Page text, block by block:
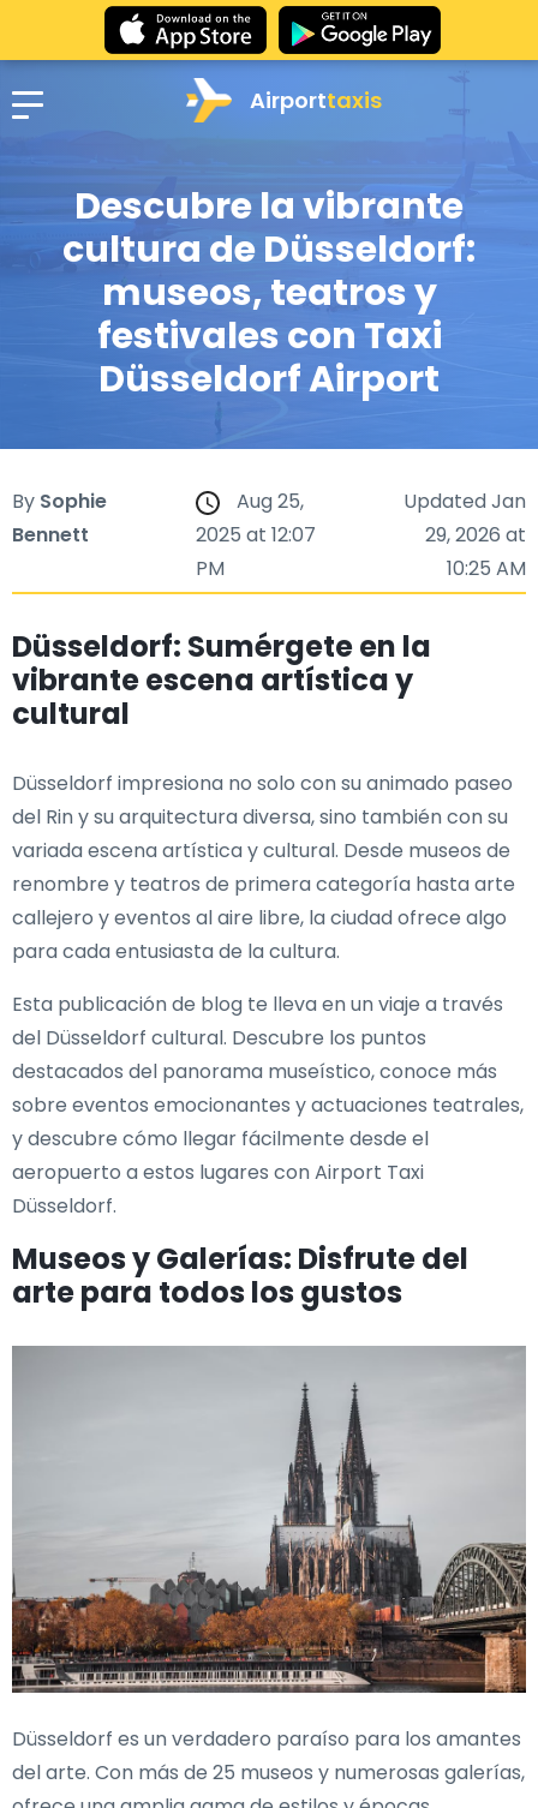
Airporttaxis
Descubre la vibrante
cultura de Düsseldorf:
museos, teatros y
festivales con Taxi
Düsseldorf Airport
By Sophie
Bennett
Aug 25,
2025 at 12:07
PM
Updated Jan
29, 2026 at
10:25 AM
Düsseldorf: Sumérgete en la
vibrante escena artística y
cultural
Düsseldorf impresiona no solo con su animado paseo
del Rin y su arquitectura diversa, sino también con su
variada escena artística y cultural. Desde museos de
renombre y teatros de primera categoría hasta arte
callejero y eventos al aire libre, la ciudad ofrece algo
para cada entusiasta de la cultura.
Esta publicación de blog te lleva en un viaje a través
del Düsseldorf cultural. Descubre los puntos
destacados del panorama museístico, conoce más
sobre eventos emocionantes y actuaciones teatrales,
y descubre cómo llegar fácilmente desde el
aeropuerto a estos lugares con Airport Taxi
Düsseldorf.
Museos y Galerías: Disfrute del
arte para todos los gustos
Düsseldorf es un verdadero paraíso para los amantes
del arte. Con más de 25 museos y numerosas galerías,